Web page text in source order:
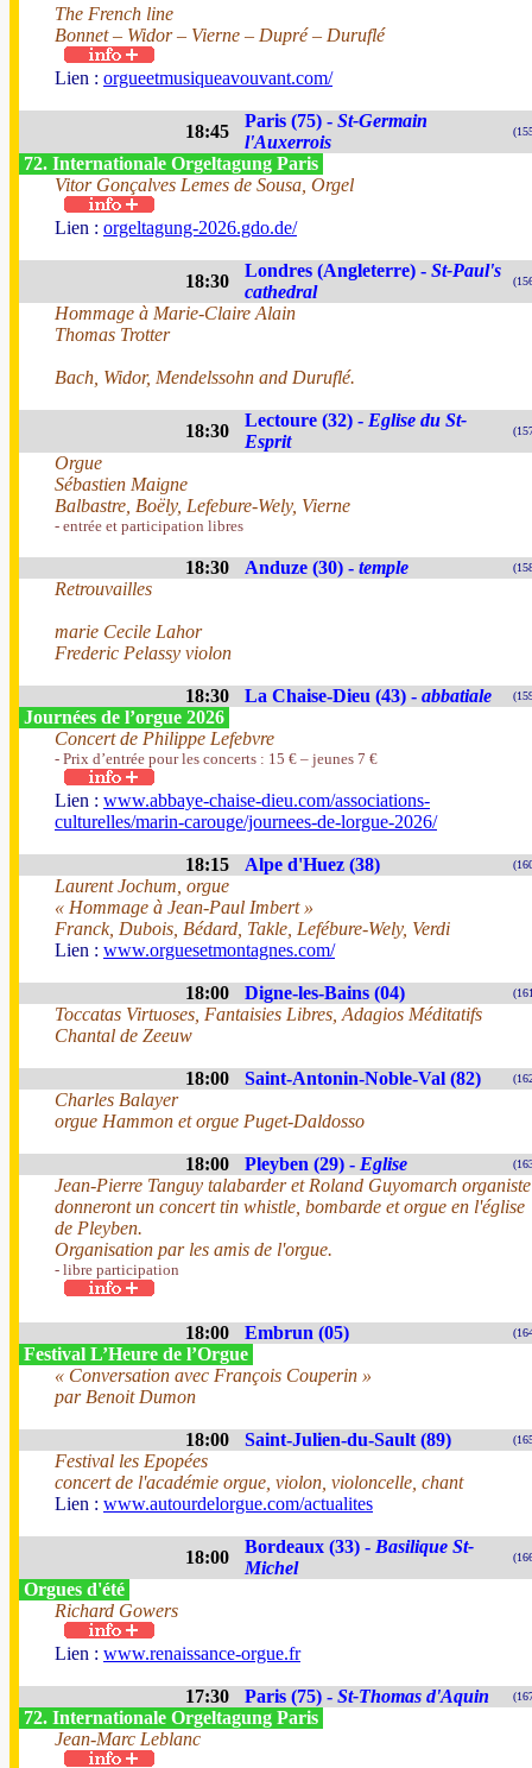
The French line
Bonnet – Widor – Vierne – Dupré – Duruflé
Lien : orgueetmusiqueavouvant.com/
18:45
Paris (75) - St-Germain
l'Auxerrois
72. Internationale Orgeltagung Paris
Vitor Gonçalves Lemes de Sousa, Orgel
Lien : orgeltagung-2026.gdo.de/
18:30
Londres (Angleterre) - St-Paul's
cathedral
Hommage à Marie-Claire Alain
Thomas Trotter
Bach, Widor, Mendelssohn and Duruflé.
18:30
Lectoure (32) - Eglise du St-
Esprit
Orgue
Sébastien Maigne
Balbastre, Boëly, Lefebure-Wely, Vierne
- entrée et participation libres
18:30 Anduze (30) - temple
Retrouvailles
marie Cecile Lahor
Frederic Pelassy violon
18:30 La Chaise-Dieu (43) - abbatiale
Journées de l’orgue 2026
Concert de Philippe Lefebvre
- Prix d’entrée pour les concerts : 15 € – jeunes 7 €
Lien : www.abbaye-chaise-dieu.com/associations-
culturelles/marin-carouge/journees-de-lorgue-2026/
18:15 Alpe d'Huez (38)
Laurent Jochum, orgue
« Hommage à Jean-Paul Imbert »
Franck, Dubois, Bédard, Takle, Lefébure-Wely, Verdi
Lien : www.orguesetmontagnes.com/
18:00 Digne-les-Bains (04)
Toccatas Virtuoses, Fantaisies Libres, Adagios Méditatifs
Chantal de Zeeuw
18:00 Saint-Antonin-Noble-Val (82)
Charles Balayer
orgue Hammon et orgue Puget-Daldosso
18:00 Pleyben (29) - Eglise
Jean-Pierre Tanguy talabarder et Roland Guyomarch organiste
donneront un concert tin whistle, bombarde et orgue en l'église
de Pleyben.
Organisation par les amis de l'orgue.
- libre participation
18:00 Embrun (05)
Festival L’Heure de l’Orgue
« Conversation avec François Couperin »
par Benoit Dumon
18:00 Saint-Julien-du-Sault (89)
Festival les Epopées
concert de l'académie orgue, violon, violoncelle, chant
Lien : www.autourdelorgue.com/actualites
18:00
Bordeaux (33) - Basilique St-
Michel
Orgues d'été
Richard Gowers
Lien : www.renaissance-orgue.fr
17:30 Paris (75) - St-Thomas d'Aquin
72. Internationale Orgeltagung Paris
Jean-Marc Leblanc